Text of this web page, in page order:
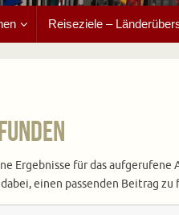
Reiseziele –
Ergebnisse für das
einen passenden Beitrag zu